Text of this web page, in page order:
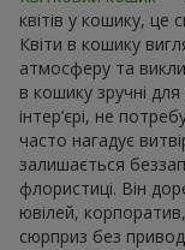
квітів у кошику, це
Квіти в кошику
атмосферу та
в кошику зручні
інтер’єрі, не
часто нагадує
залишається
флористиці. Він
ювілей, корпоратив,
сюрприз без